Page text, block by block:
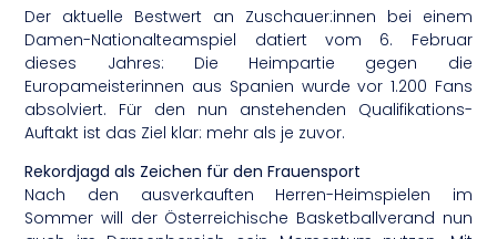
Der aktuelle Bestwert an Zuschauer:innen bei einem
Damen-Nationalteamspiel datiert vom 6. Februar
dieses Jahres: Die Heimpartie gegen die
Europameisterinnen aus Spanien wurde vor 1.200 Fans
absolviert. Für den nun anstehenden Qualifikations-
Auftakt ist das Ziel klar: mehr als je zuvor.
Rekordjagd als Zeichen für den Frauensport
Nach den ausverkauften Herren-Heimspielen im
Sommer will der Österreichische Basketballverand nun